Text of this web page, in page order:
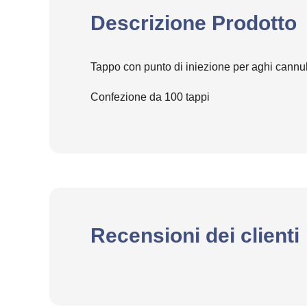
Descrizione Prodotto
Tappo con punto di iniezione per aghi
Confezione da 100 tappi
Recensioni dei clienti